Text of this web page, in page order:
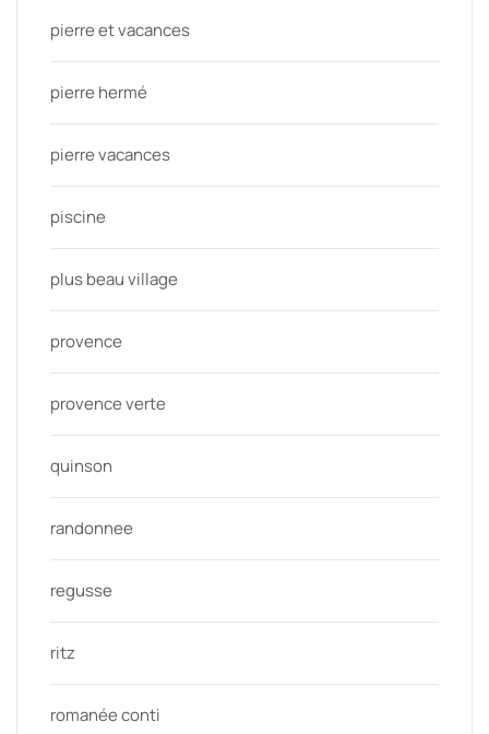
pierre et vacances
pierre hermé
pierre vacances
piscine
plus beau village
provence
provence verte
quinson
randonnee
regusse
ritz
romanée conti